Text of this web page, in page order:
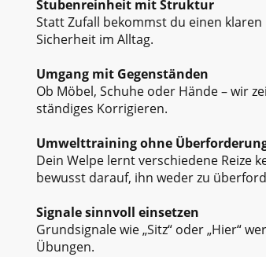
Stubenreinheit mit Struktur
Statt Zufall bekommst du einen
Sicherheit im Alltag.
Umgang mit Gegenständen
Ob Möbel, Schuhe oder Hände – wir
ständiges Korrigieren.
Umwelttraining ohne
Dein Welpe lernt verschiedene Reize
bewusst darauf, ihn weder zu
Signale sinnvoll einsetzen
Grundsignale wie „Sitz“ oder „Hier“
Übungen.